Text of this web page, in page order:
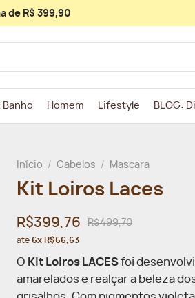
de R$ 399,90
Banho Homem Lifestyle BLOG:
Início / Cabelos / Mascara
Kit Loiros Laces
R$399,76 R$499,70
até6x R$66,63
O Kit Loiros LACESfoi
amarelados e realçar a beleza